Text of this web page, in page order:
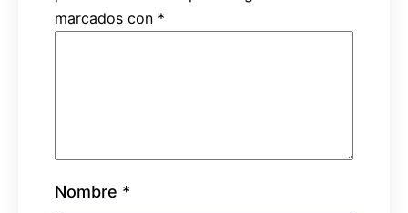
marcados con *
Nombre *